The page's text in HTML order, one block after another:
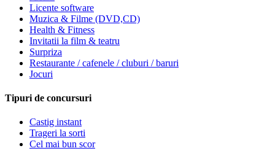
Licente software
Muzica & Filme (DVD,CD)
Health & Fitness
Invitatii la film & teatru
Surpriza
Restaurante / cafenele / cluburi / baruri
Jocuri
Tipuri de concursuri
Castig instant
Trageri la sorti
Cel mai bun scor